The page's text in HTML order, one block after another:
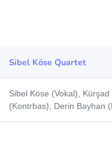
Sibel Köse Quartet
Sibel Köse (Vokal),
(Kontrbas), Derin Bayhan